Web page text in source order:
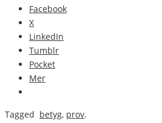
Facebook
X
LinkedIn
Tumblr
Pocket
Mer
Tagged betyg, prov.